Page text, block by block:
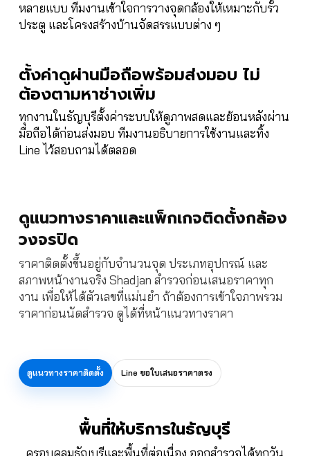
หลายแบบ ทีมงานเข้าใจการวางจุดกล้องให้เหมาะกับรั้ว
ประตู และโครงสร้างบ้านจัดสรรแบบต่าง ๆ
ตั้งค่าดูผ่านมือถือพร้อมส่งมอบ ไม่
ต้องตามหาช่างเพิ่ม
ทุกงานในธัญบุรีตั้งค่าระบบให้ดูภาพสดและย้อนหลังผ่าน
มือถือได้ก่อนส่งมอบ ทีมงานอธิบายการใช้งานและทิ้ง
Line ไว้สอบถามได้ตลอด
ดูแนวทางราคาและแพ็กเกจติดตั้งกล้อง
วงจรปิด
ราคาติดตั้งขึ้นอยู่กับจำนวนจุด ประเภทอุปกรณ์ และ
สภาพหน้างานจริง Shadjan สำรวจก่อนเสนอราคาทุก
งาน เพื่อให้ได้ตัวเลขที่แม่นยำ ถ้าต้องการเข้าใจภาพรวม
ราคาก่อนนัดสำรวจ ดูได้ที่หน้าแนวทางราคา
ดูแนวทางราคาติดตั้ง Line ขอใบเสนอราคาตรง
พื้นที่ให้บริการในธัญบุรี
ครอบคลุมธัญบุรีและพื้นที่ต่อเนื่อง ออกสำรวจได้ทุกวัน